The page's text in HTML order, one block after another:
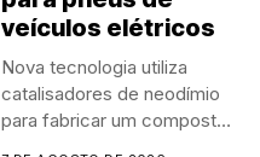
veículos elétricos
Nova tecnologia utiliza
catalisadores de neodímio
para fabricar um composto